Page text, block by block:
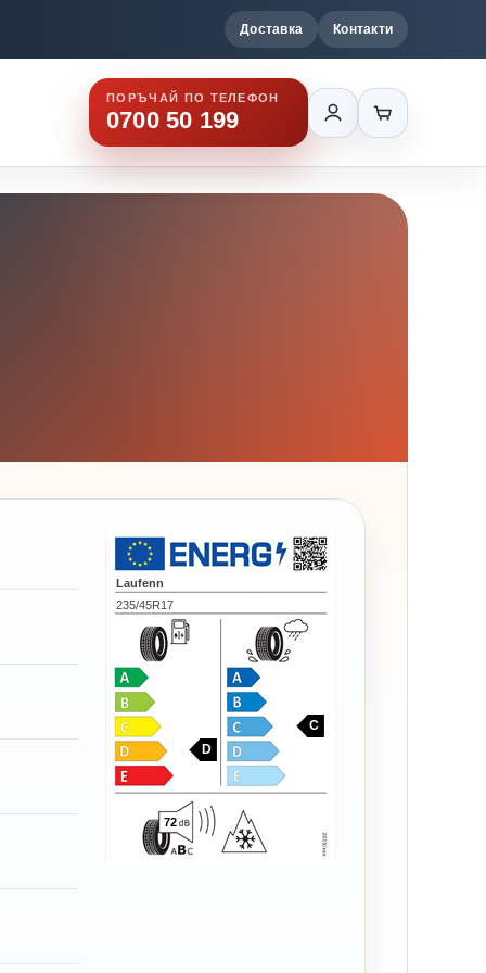
Доставка Контакти
ПОРЪЧАЙ ПО ТЕЛЕФОН
0700 50 199
Laufenn
235/45R17
D
C
72